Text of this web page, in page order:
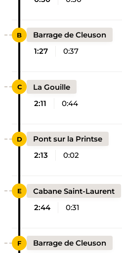
Barrage de Cleuson
1:27
0:37
La Gouille
2:11
0:44
Pont sur la Printse
2:13
0:02
Cabane Saint-Laurent
2:44
0:31
Barrage de Cleuson